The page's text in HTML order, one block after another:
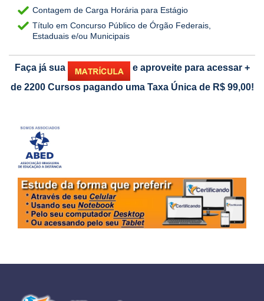
Contagem de Carga Horária para Estágio
Título em Concurso Público de Órgão Federais,
Estaduais e/ou Municipais
Faça já sua e aproveite para acessar +
de 2200 Cursos pagando uma Taxa Única de R$ 99,00!